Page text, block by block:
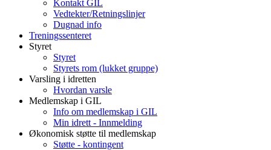
Kontakt GIL
Vedtekter/Retningslinjer
Dugnad info
Treningssenteret
Styret
Styret
Styrets rom (lukket gruppe)
Varsling i idretten
Hvordan varsle
Medlemskap i GIL
Info om medlemskap i GIL
Min idrett - Innmelding
Økonomisk støtte til medlemskap
Støtte - kontingent